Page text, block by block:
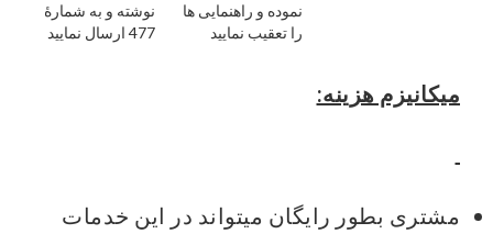
نموده و راهنمایی ها
را تعقیب نمایید
نوشته و به شمارۀ
477 ارسال نمایید
میکانیزم هزینه:
مشتری بطور رایگان میتواند در این خدمات